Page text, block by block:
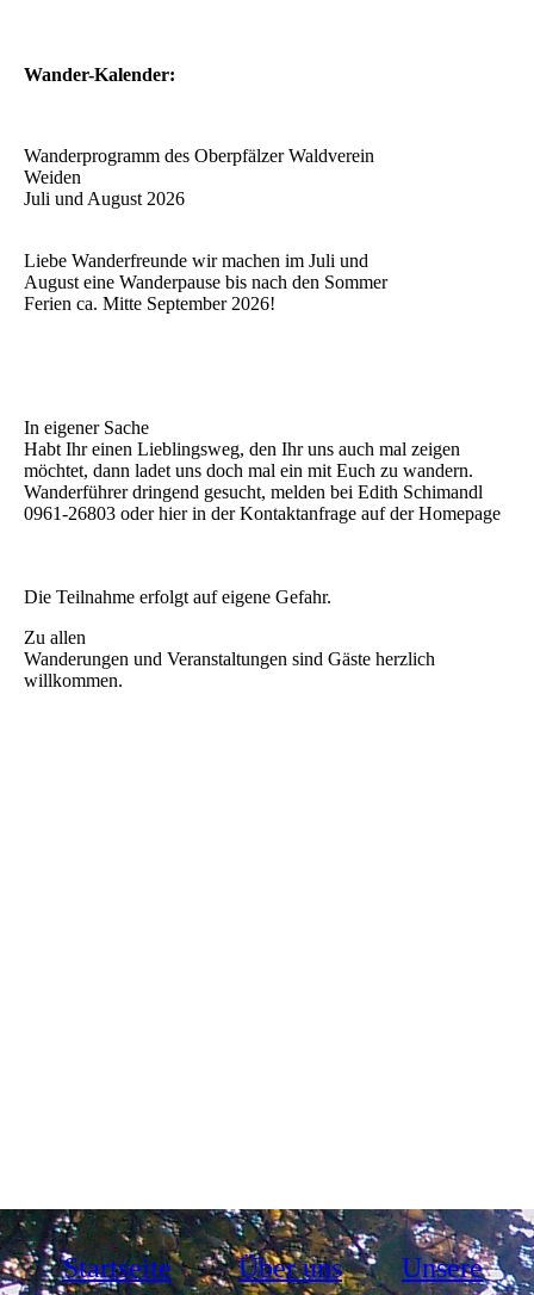
Wander-Kalender:
Wanderprogramm des Oberpfälzer Waldverein
Weiden
Juli und August 2026
Liebe Wanderfreunde wir machen im Juli und
August eine Wanderpause bis nach den Sommer
Ferien ca. Mitte September 2026!
In eigener Sache
Habt Ihr einen Lieblingsweg, den Ihr uns auch mal zeigen
möchtet, dann ladet uns doch mal ein mit Euch zu wandern.
Wanderführer dringend gesucht, melden bei Edith Schimandl
0961-26803 oder hier in der Kontaktanfrage auf der Homepage
Die Teilnahme erfolgt auf eigene Gefahr.
Zu allen
Wanderungen und Veranstaltungen sind Gäste herzlich
willkommen.
Startseite Über uns Unsere